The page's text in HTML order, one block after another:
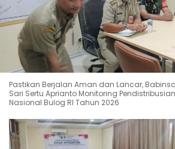
Pastikan Berjalan Aman dan Lancar,
Sari Sertu Aprianto Monitoring
Nasional Bulog RI Tahun 2026